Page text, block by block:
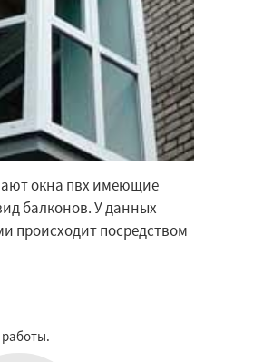
окна пвх имеющие
балконов. У данных
происходит посредством